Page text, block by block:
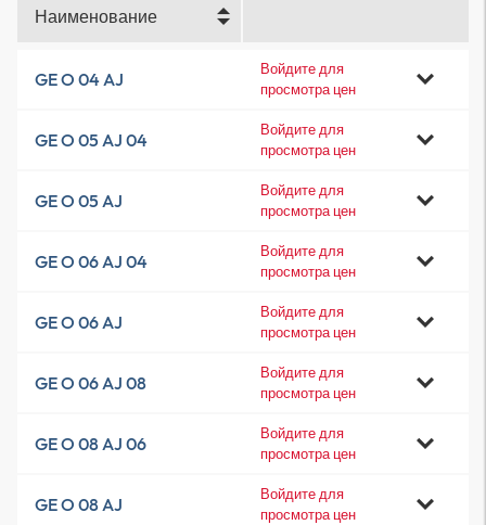
Наименование
GE O 04 AJ
Войдите для
просмотра цен
GE O 05 AJ 04
Войдите для
просмотра цен
GE O 05 AJ
Войдите для
просмотра цен
GE O 06 AJ 04
Войдите для
просмотра цен
GE O 06 AJ
Войдите для
просмотра цен
GE O 06 AJ 08
Войдите для
просмотра цен
GE O 08 AJ 06
Войдите для
просмотра цен
GE O 08 AJ
Войдите для
просмотра цен